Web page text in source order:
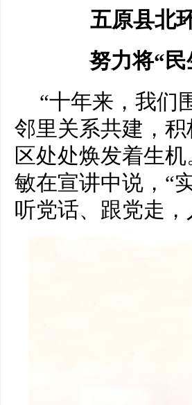
五原县北
努力将“
“十年来，我们
邻里关系共建，
区处处焕发着生
敏在宣讲中说，“
听党话、跟党走